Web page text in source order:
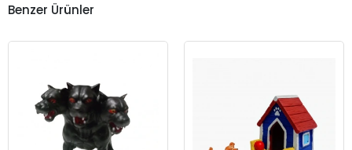
Benzer Ürünler